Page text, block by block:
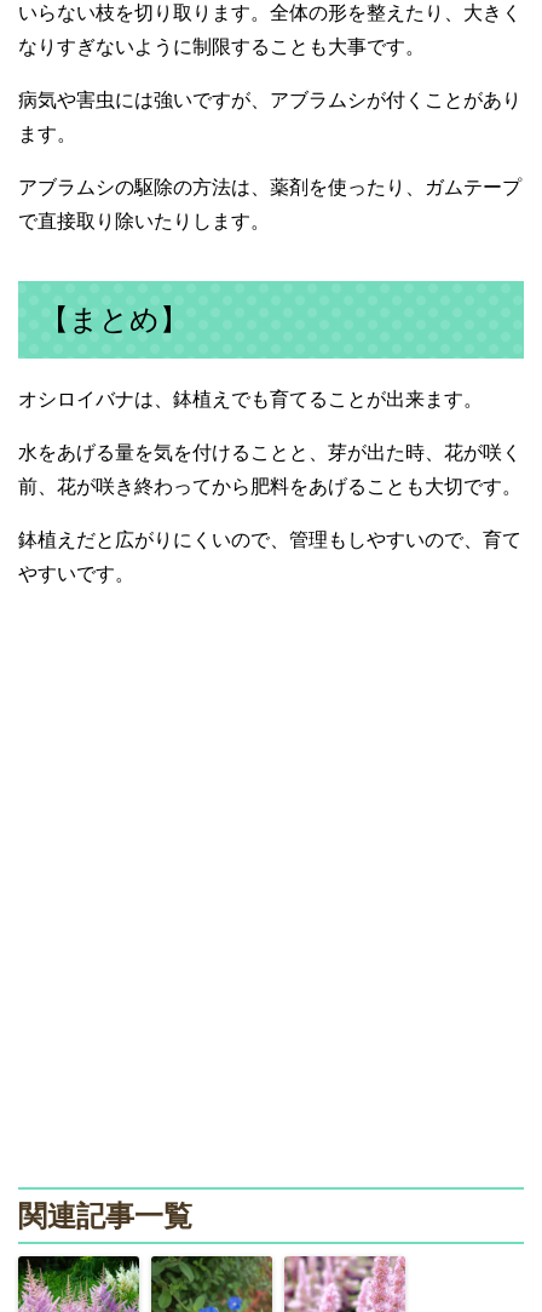
いらない枝を切り取ります。全体の形を整えたり、大きく
なりすぎないように制限することも大事です。
病気や害虫には強いですが、アブラムシが付くことがあり
ます。
アブラムシの駆除の方法は、薬剤を使ったり、ガムテープ
で直接取り除いたりします。
【まとめ】
オシロイバナは、鉢植えでも育てることが出来ます。
水をあげる量を気を付けることと、芽が出た時、花が咲く
前、花が咲き終わってから肥料をあげることも大切です。
鉢植えだと広がりにくいので、管理もしやすいので、育て
やすいです。
関連記事一覧